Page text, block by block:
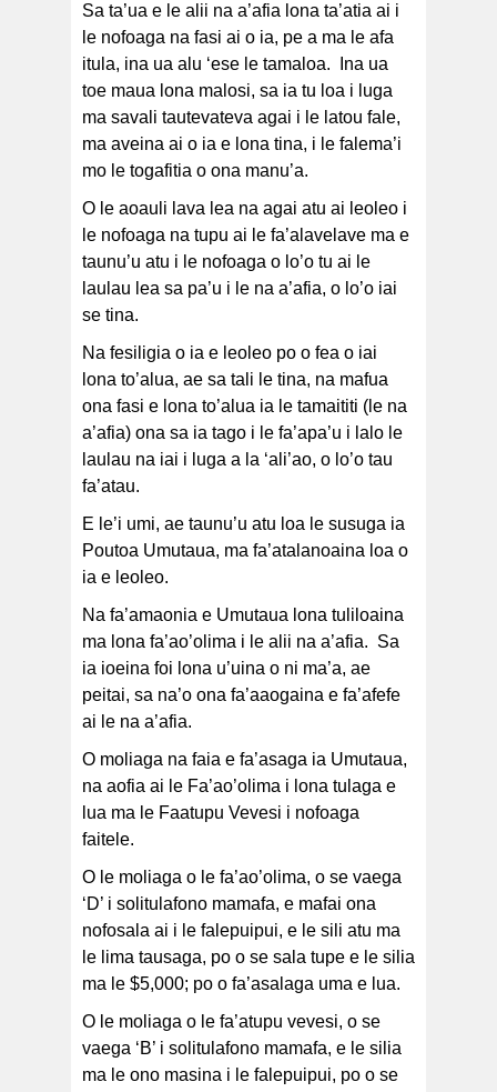
Sa ta’ua e le alii na a’afia lona ta’atia ai i
le nofoaga na fasi ai o ia, pe a ma le afa
itula, ina ua alu ‘ese le tamaloa. Ina ua
toe maua lona malosi, sa ia tu loa i luga
ma savali tautevateva agai i le latou fale,
ma aveina ai o ia e lona tina, i le falema’i
mo le togafitia o ona manu’a.
O le aoauli lava lea na agai atu ai leoleo i
le nofoaga na tupu ai le fa’alavelave ma e
taunu’u atu i le nofoaga o lo’o tu ai le
laulau lea sa pa’u i le na a’afia, o lo’o iai
se tina.
Na fesiligia o ia e leoleo po o fea o iai
lona to’alua, ae sa tali le tina, na mafua
ona fasi e lona to’alua ia le tamaititi (le na
a’afia) ona sa ia tago i le fa’apa’u i lalo le
laulau na iai i luga a la ‘ali’ao, o lo’o tau
fa’atau.
E le’i umi, ae taunu’u atu loa le susuga ia
Poutoa Umutaua, ma fa’atalanoaina loa o
ia e leoleo.
Na fa’amaonia e Umutaua lona tuliloaina
ma lona fa’ao’olima i le alii na a’afia. Sa
ia ioeina foi lona u’uina o ni ma’a, ae
peitai, sa na’o ona fa’aaogaina e fa’afefe
ai le na a’afia.
O moliaga na faia e fa’asaga ia Umutaua,
na aofia ai le Fa’ao’olima i lona tulaga e
lua ma le Faatupu Vevesi i nofoaga
faitele.
O le moliaga o le fa’ao’olima, o se vaega
‘D’ i solitulafono mamafa, e mafai ona
nofosala ai i le falepuipui, e le sili atu ma
le lima tausaga, po o se sala tupe e le silia
ma le $5,000; po o fa’asalaga uma e lua.
O le moliaga o le fa’atupu vevesi, o se
vaega ‘B’ i solitulafono mamafa, e le silia
ma le ono masina i le falepuipui, po o se